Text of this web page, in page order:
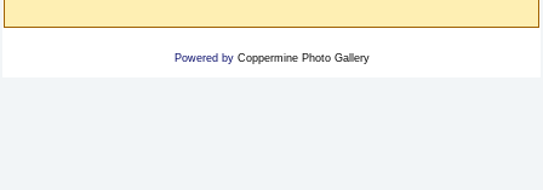
Powered by Coppermine Photo Gallery